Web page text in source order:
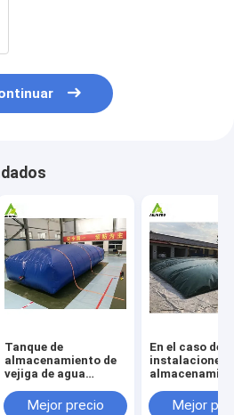
Tanque de
almacenamiento de
vejiga de agua
galones Tanque de
Mejor precio
En el caso de
instalaciones
utilizará un
Mejor